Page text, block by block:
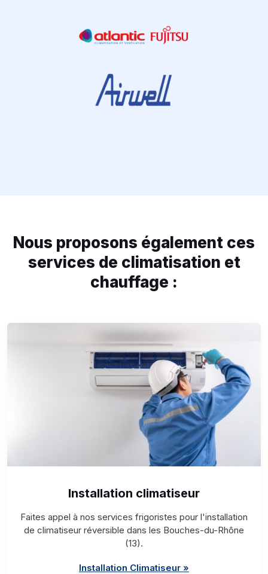
Nous proposons également ces
services de climatisation et
chauffage :
Installation climatiseur
Faites appel à nos services frigoristes pour l'installation
de climatiseur réversible dans les Bouches-du-Rhône
(13).
Installation Climatiseur »